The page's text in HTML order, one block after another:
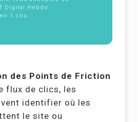
Digital Hebdo.
1 clic.
des Points de Friction
flux de clics, les
identifier où les
le site ou